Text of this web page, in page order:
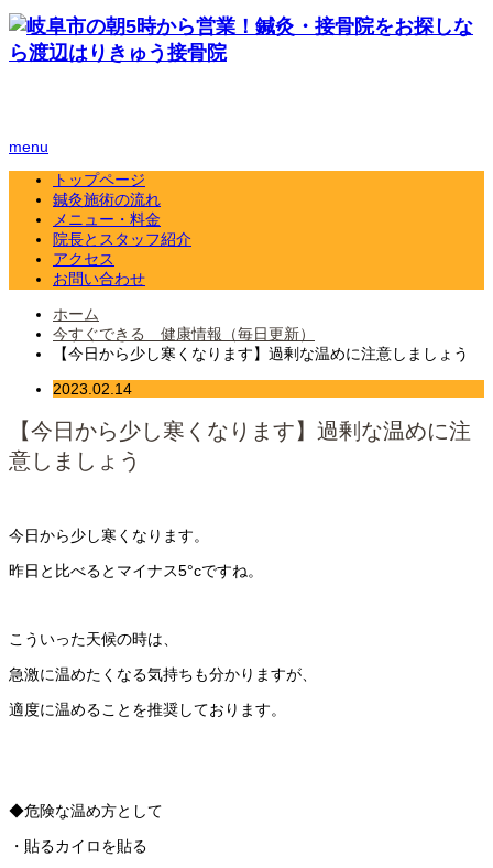
menu
トップページ
鍼灸施術の流れ
メニュー・料金
院長とスタッフ紹介
アクセス
お問い合わせ
ホーム
今すぐできる 健康情報（毎日更新）
【今日から少し寒くなります】過剰な温めに注意しましょう
2023.02.14
【今日から少し寒くなります】過剰な温めに注
意しましょう
今日から少し寒くなります。
昨日と比べるとマイナス5°cですね。
こういった天候の時は、
急激に温めたくなる気持ちも分かりますが、
適度に温めることを推奨しております。
◆危険な温め方として
・貼るカイロを貼る